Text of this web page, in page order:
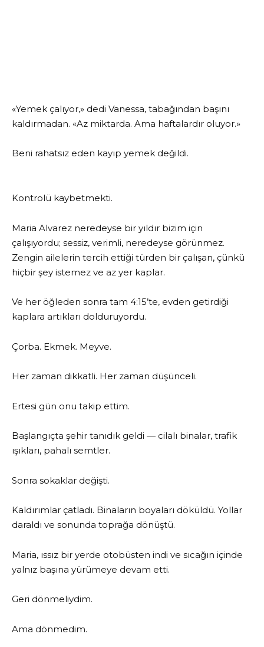
«Yemek çalıyor,» dedi Vanessa, tabağından başını
kaldırmadan. «Az miktarda. Ama haftalardır oluyor.»
Beni rahatsız eden kayıp yemek değildi.
Kontrolü kaybetmekti.
Maria Alvarez neredeyse bir yıldır bizim için
çalışıyordu; sessiz, verimli, neredeyse görünmez.
Zengin ailelerin tercih ettiği türden bir çalışan, çünkü
hiçbir şey istemez ve az yer kaplar.
Ve her öğleden sonra tam 4:15’te, evden getirdiği
kaplara artıkları dolduruyordu.
Çorba. Ekmek. Meyve.
Her zaman dikkatli. Her zaman düşünceli.
Ertesi gün onu takip ettim.
Başlangıçta şehir tanıdık geldi — cilalı binalar, trafik
ışıkları, pahalı semtler.
Sonra sokaklar değişti.
Kaldırımlar çatladı. Binaların boyaları döküldü. Yollar
daraldı ve sonunda toprağa dönüştü.
Maria, ıssız bir yerde otobüsten indi ve sıcağın içinde
yalnız başına yürümeye devam etti.
Geri dönmeliydim.
Ama dönmedim.